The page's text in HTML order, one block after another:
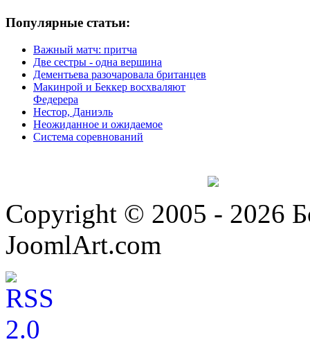
Популярные статьи:
Важный матч: притча
Две сестры - одна вершина
Дементьева разочаровала британцев
Макинрой и Беккер восхваляют
Федерера
Нестор, Даниэль
Неожиданное и ожидаемое
Система соревнований
Copyright © 2005 - 2026
JoomlArt.com